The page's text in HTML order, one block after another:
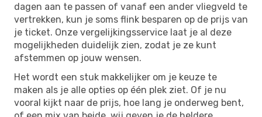
dagen aan te passen of vanaf een ander vliegveld te
vertrekken, kun je soms flink besparen op de prijs van
je ticket. Onze vergelijkingsservice laat je al deze
mogelijkheden duidelijk zien, zodat je ze kunt
afstemmen op jouw wensen.
Het wordt een stuk makkelijker om je keuze te
maken als je alle opties op één plek ziet. Of je nu
vooral kijkt naar de prijs, hoe lang je onderweg bent,